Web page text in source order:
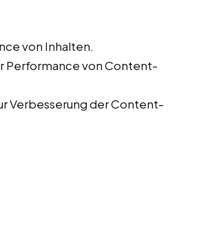
von Inhalten.
Performance von Content-
Verbesserung der Content-